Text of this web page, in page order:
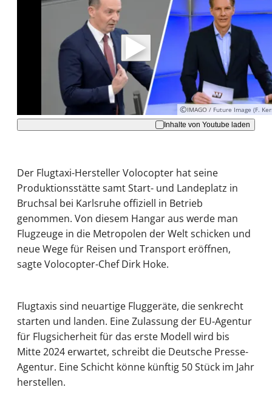
©IMAGO / Future Image (F.
Mit der Wiedergabe dieses Videos werden
Daten an Youtube übertragen.
Hinweise dazu erhalten Sie in der Datenschutzerklärung
Akzeptieren
Inhalte von Youtube laden
Der Flugtaxi-Hersteller Volocopter hat seine
Produktionsstätte samt Start- und Landeplatz in
Bruchsal bei Karlsruhe offiziell in Betrieb
genommen. Von diesem Hangar aus werde man
Flugzeuge in die Metropolen der Welt schicken und
neue Wege für Reisen und Transport eröffnen,
sagte Volocopter-Chef Dirk Hoke.
Flugtaxis sind neuartige Fluggeräte, die senkrecht
starten und landen. Eine Zulassung der EU-Agentur
für Flugsicherheit für das erste Modell wird bis
Mitte 2024 erwartet, schreibt die Deutsche Presse-
Agentur. Eine Schicht könne künftig 50 Stück im Jahr
herstellen.